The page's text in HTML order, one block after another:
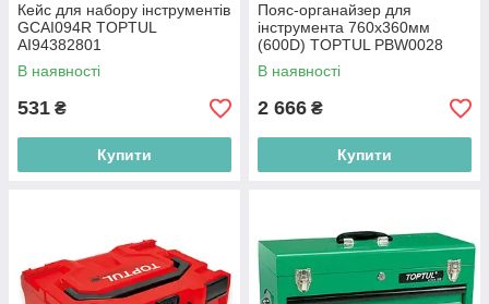
Кейс для набору інструментів
GCAI094R TOPTUL
AI94382801
В наявності
531 ₴
Купити
Пояс-органайзер для
інструмента 760x360мм
(600D) TOPTUL PBW0028
В наявності
2 666 ₴
Купити